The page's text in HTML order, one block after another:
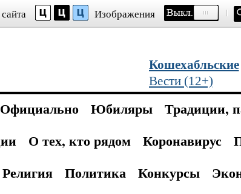
Изображения
Кошехабльские
Вести (12+)
Официально Юбиляры
Традиции,
О тех, кто рядом Коронавирус
Религия Политика Конкурсы